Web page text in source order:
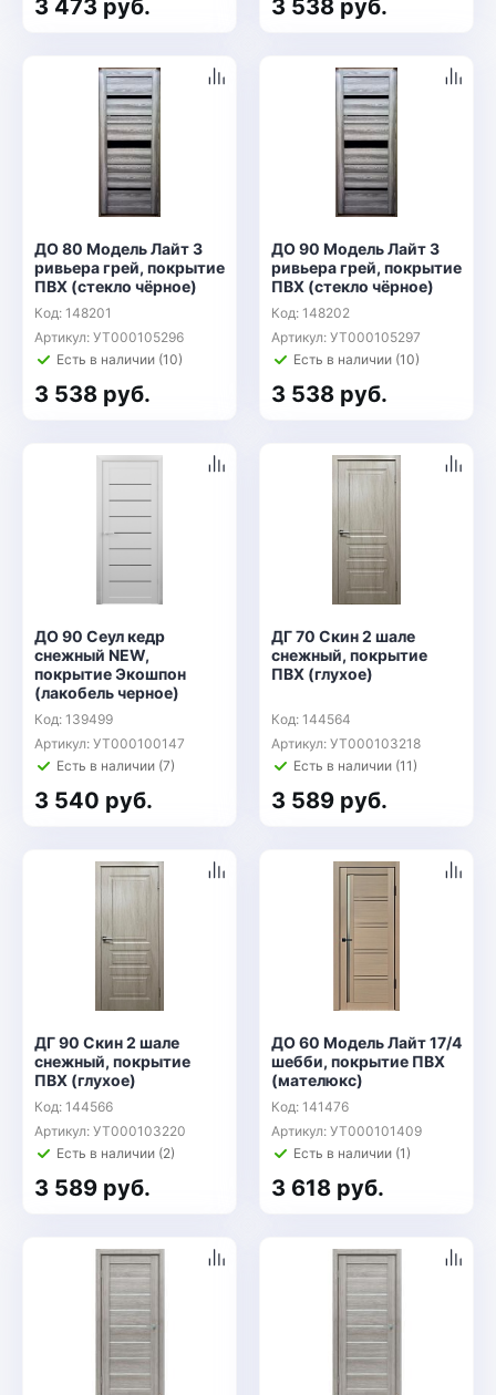
3 473 руб. 3 538 руб.
ДО 80 Модель Лайт 3
ривьера грей, покрытие
ПВХ (стекло чёрное)
Код: 148201
Артикул: УТ000105296
Есть в наличии (10)
3 538 руб.
ДО 90 Модель Лайт 3
ривьера грей, покрытие
ПВХ (стекло чёрное)
Код: 148202
Артикул: УТ000105297
Есть в наличии (10)
3 538 руб.
ДО 90 Сеул кедр
снежный NEW,
покрытие Экошпон
(лакобель черное)
Код: 139499
Артикул: УТ000100147
Есть в наличии (7)
3 540 руб.
ДГ 70 Скин 2 шале
снежный, покрытие
ПВХ (глухое)
Код: 144564
Артикул: УТ000103218
Есть в наличии (11)
3 589 руб.
ДГ 90 Скин 2 шале
снежный, покрытие
ПВХ (глухое)
Код: 144566
Артикул: УТ000103220
Есть в наличии (2)
3 589 руб.
ДО 60 Модель Лайт 17/4
шебби, покрытие ПВХ
(мателюкс)
Код: 141476
Артикул: УТ000101409
Есть в наличии (1)
3 618 руб.